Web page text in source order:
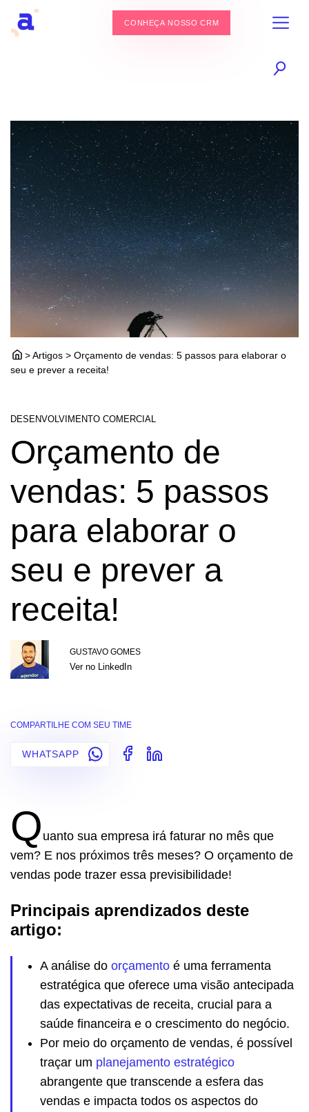
CONHEÇA NOSSO CRM
> Artigos > Orçamento de vendas: 5 passos para elaborar o
seu e prever a receita!
DESENVOLVIMENTO COMERCIAL
Orçamento de
vendas: 5 passos
para elaborar o
seu e prever a
receita!
GUSTAVO GOMES
Ver no LinkedIn
COMPARTILHE COM SEU TIME
WHATSAPP
Q uanto sua empresa irá faturar no mês que
vem? E nos próximos três meses? O orçamento de
vendas pode trazer essa previsibilidade!
Principais aprendizados deste
artigo:
A análise do orçamento é uma ferramenta
estratégica que oferece uma visão antecipada
das expectativas de receita, crucial para a
saúde financeira e o crescimento do negócio.
Por meio do orçamento de vendas, é possível
traçar um planejamento estratégico
abrangente que transcende a esfera das
vendas e impacta todos os aspectos do